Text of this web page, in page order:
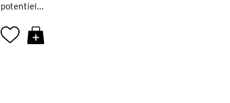
potentiel...